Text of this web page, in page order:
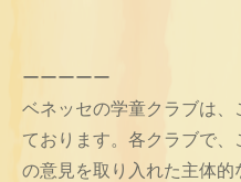
ーーーーー
ベネッセの学童クラブは
ております。各クラブで
の意見を取り入れた主体的